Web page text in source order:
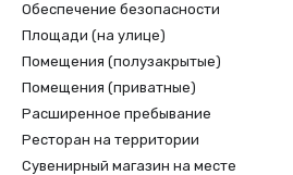
Обеспечение безопасности
Площади (на улице)
Помещения (полузакрытые)
Помещения (приватные)
Расширенное пребывание
Ресторан на территории
Сувенирный магазин на месте